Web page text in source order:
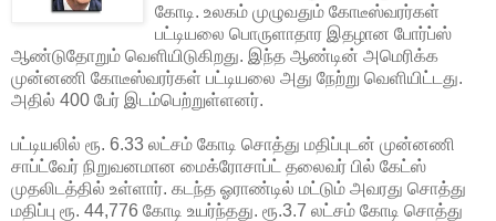
கோடி. உலகம் முழுவதும் கோடீஸ்வரர்கள்
பட்டியலை பொருளாதார இதழான போர்ப்ஸ்
ஆண்டுதோறும் வெளியிடுகிறது. இந்த ஆண்டின் அமெரிக்க
முன்னணி கோடீஸ்வரர்கள் பட்டியலை அது நேற்று வெளியிட்டது.
அதில் 400 பேர் இடம்பெற்றுள்ளனர்.
பட்டியலில் ரூ. 6.33 லட்சம் கோடி சொத்து மதிப்புடன் முன்னணி
சாப்ட்வேர் நிறுவனமான மைக்ரோசாப்ட் தலைவர் பில் கேட்ஸ்
முதலிடத்தில் உள்ளார். கடந்த ஓராண்டில் மட்டும் அவரது சொத்து
மதிப்பு ரூ. 44,776 கோடி உயர்ந்தது. ரூ.3.7 லட்சம் கோடி சொத்து